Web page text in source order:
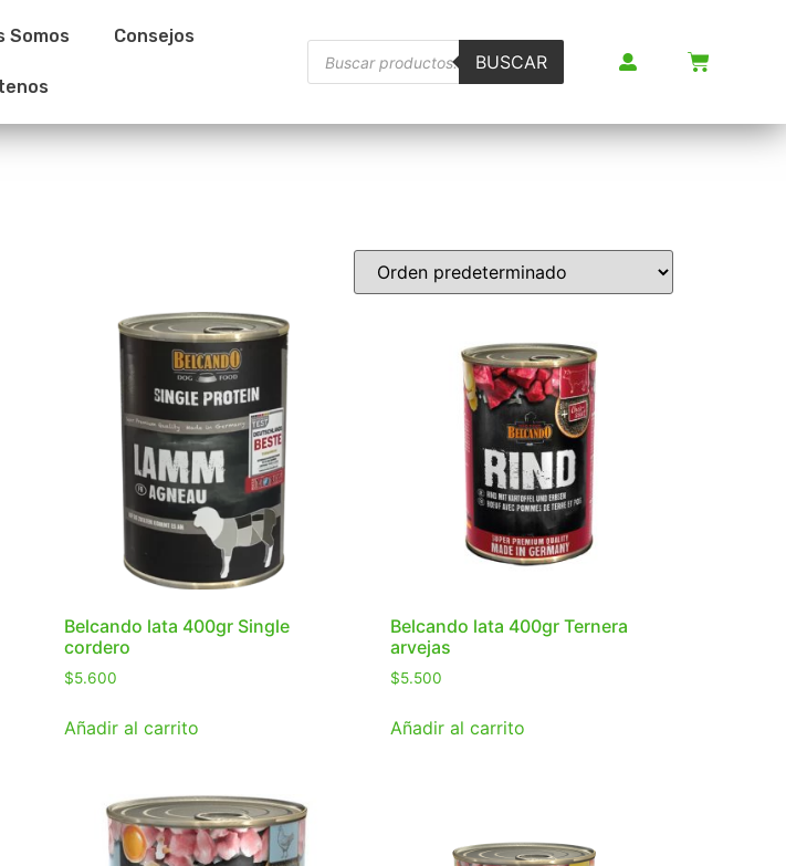
Somos Consejos
BUSCAR
Belcando lata 400gr Single
cordero
$5.600
Añadir al carrito
Belcando lata 400gr Ternera
arvejas
$5.500
Añadir al carrito